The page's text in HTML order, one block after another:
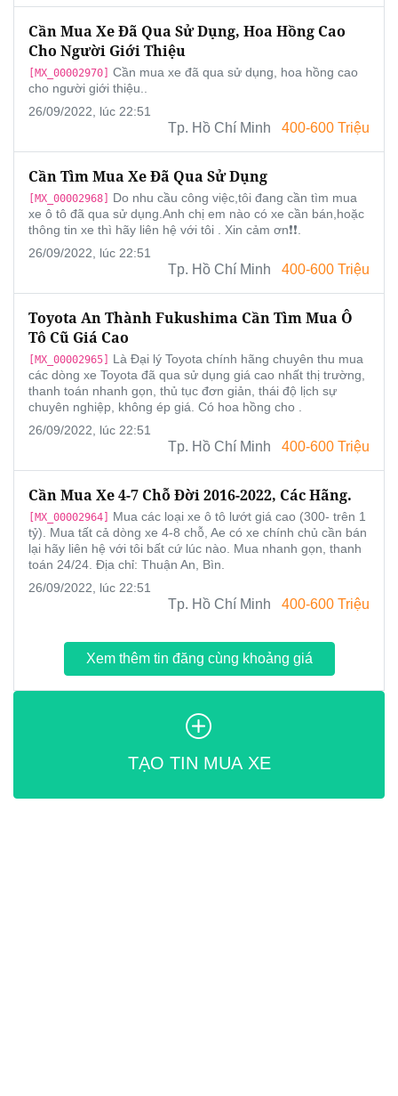
Cần Mua Xe Đã Qua Sử Dụng, Hoa Hồng Cao
Cho Người Giới Thiệu
[MX_00002970] Cần mua xe đã qua sử dụng, hoa hồng cao
cho người giới thiệu..
26/09/2022, lúc 22:51
Tp. Hồ Chí Minh 400-600 Triệu
Cần Tìm Mua Xe Đã Qua Sử Dụng
[MX_00002968] Do nhu cầu công việc,tôi đang cần tìm mua
xe ô tô đã qua sử dụng.Anh chị em nào có xe cần bán,hoặc
thông tin xe thì hãy liên hệ với tôi . Xin cảm ơn❗️❗️.
26/09/2022, lúc 22:51
Tp. Hồ Chí Minh 400-600 Triệu
Toyota An Thành Fukushima Cần Tìm Mua Ô
Tô Cũ Giá Cao
[MX_00002965] Là Đại lý Toyota chính hãng chuyên thu mua
các dòng xe Toyota đã qua sử dụng giá cao nhất thị trường,
thanh toán nhanh gọn, thủ tục đơn giản, thái độ lịch sự
chuyên nghiệp, không ép giá. Có hoa hồng cho .
26/09/2022, lúc 22:51
Tp. Hồ Chí Minh 400-600 Triệu
Cần Mua Xe 4-7 Chỗ Đời 2016-2022, Các Hãng.
[MX_00002964] Mua các loại xe ô tô lướt giá cao (300- trên 1
tỷ). Mua tất cả dòng xe 4-8 chỗ, Ae có xe chính chủ cần bán
lại hãy liên hệ với tôi bất cứ lúc nào. Mua nhanh gọn, thanh
toán 24/24. Địa chỉ: Thuận An, Bìn.
26/09/2022, lúc 22:51
Tp. Hồ Chí Minh 400-600 Triệu
Xem thêm tin đăng cùng khoảng giá
TẠO TIN MUA XE